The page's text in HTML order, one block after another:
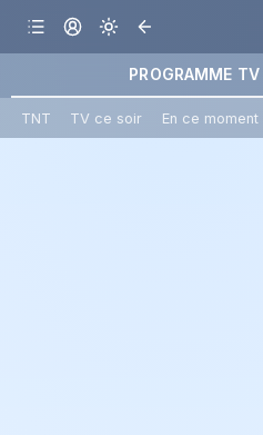
PROGRAMME TV
TNT TV ce soir En ce moment